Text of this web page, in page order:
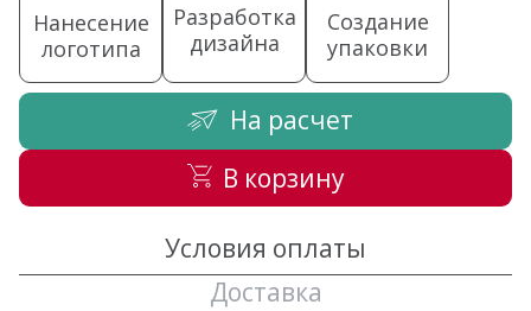
Нанесение
логотипа
Разработка
дизайна
Создание
упаковки
На расчет
В корзину
Условия оплаты
Доставка